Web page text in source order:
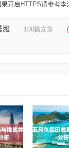
开启HTTPS请参考李
潍 100篇文章